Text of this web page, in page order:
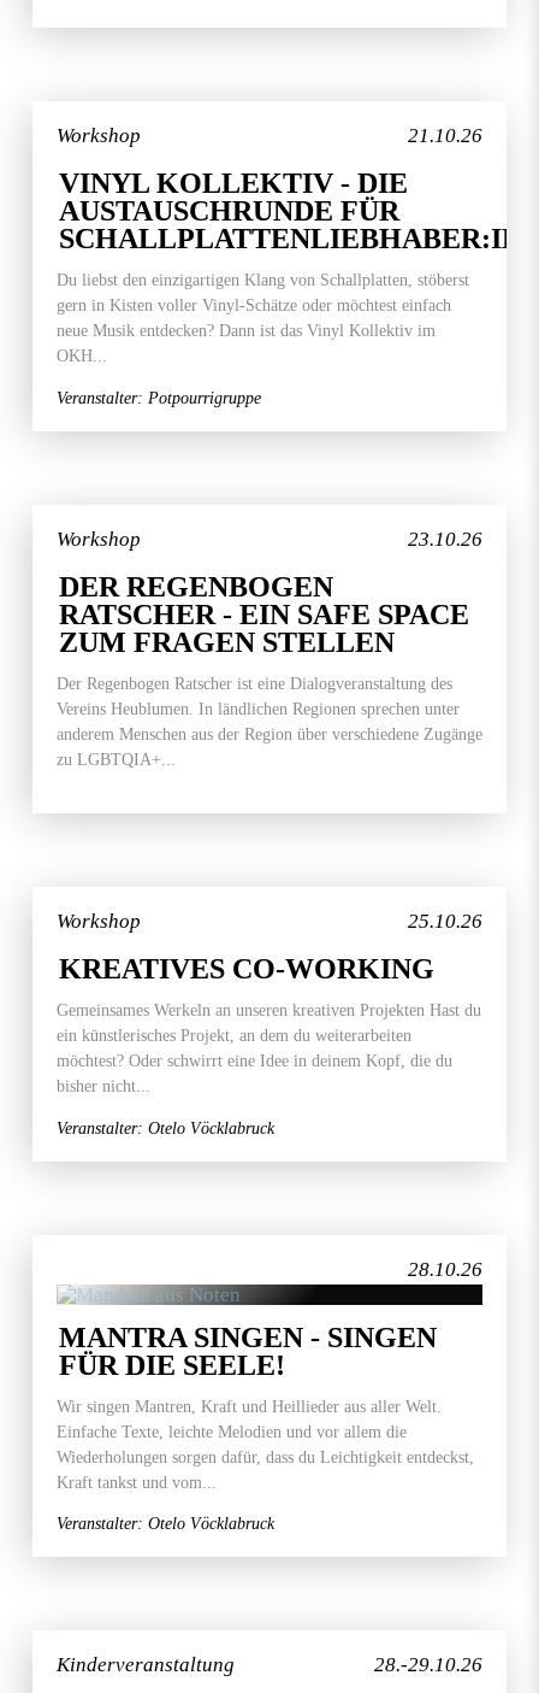
21.10.26
Workshop
VINYL KOLLEKTIV - DIE
AUSTAUSCHRUNDE FÜR
Du liebst den einzigartigen Klang von Schallplatten, stöberst
gern in Kisten voller Vinyl-Schätze oder möchtest einfach
neue Musik entdecken? Dann ist das Vinyl Kollektiv im
OKH...
Veranstalter: Potpourrigruppe
23.10.26
Workshop
DER REGENBOGEN
RATSCHER - EIN SAFE SPACE
ZUM FRAGEN STELLEN
Der Regenbogen Ratscher ist eine Dialogveranstaltung des
Vereins Heublumen. In ländlichen Regionen sprechen unter
anderem Menschen aus der Region über verschiedene Zugänge
zu LGBTQIA+...
25.10.26
Workshop
KREATIVES CO-WORKING
Gemeinsames Werkeln an unseren kreativen Projekten Hast du
ein künstlerisches Projekt, an dem du weiterarbeiten
möchtest? Oder schwirrt eine Idee in deinem Kopf, die du
bisher nicht...
Veranstalter: Otelo Vöcklabruck
28.10.26
MANTRA SINGEN - SINGEN
FÜR DIE SEELE!
Wir singen Mantren, Kraft und Heillieder aus aller Welt.
Einfache Texte, leichte Melodien und vor allem die
Wiederholungen sorgen dafür, dass du Leichtigkeit entdeckst,
Kraft tankst und vom...
Veranstalter: Otelo Vöcklabruck
28.-29.10.26
Kinderveranstaltung